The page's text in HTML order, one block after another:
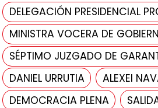
DELEGACIÓN PRESIDENCIAL
MINISTRA VOCERA DE
SÉPTIMO JUZGADO DE
DANIEL URRUTIA
ALEXEI
DEMOCRACIA PLENA